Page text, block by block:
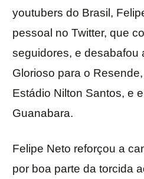
youtubers do Brasil,
pessoal no Twitter, que
seguidores, e desabafou
Glorioso para o
Estádio Nilton Santos, e
Guanabara.
Felipe Neto reforçou a
por boa parte da torcida